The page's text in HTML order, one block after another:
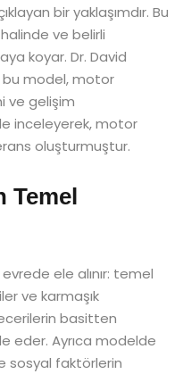
bir yaklaşımdır. Bu
ve belirli
koyar. Dr. David
bu model, motor
ve gelişim
inceleyerek, motor
oluşturmuştur.
Temel
ele alınır: temel
ve karmaşık
basitten
eder. Ayrıca modelde
sosyal faktörlerin